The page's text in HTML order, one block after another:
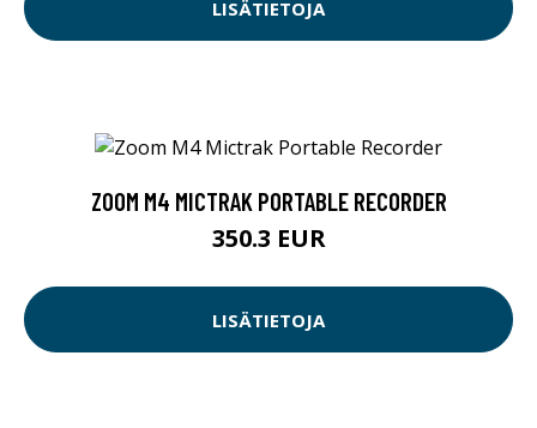
LISÄTIETOJA
ZOOM M4 MICTRAK PORTABLE RECORDER
350.3 EUR
LISÄTIETOJA